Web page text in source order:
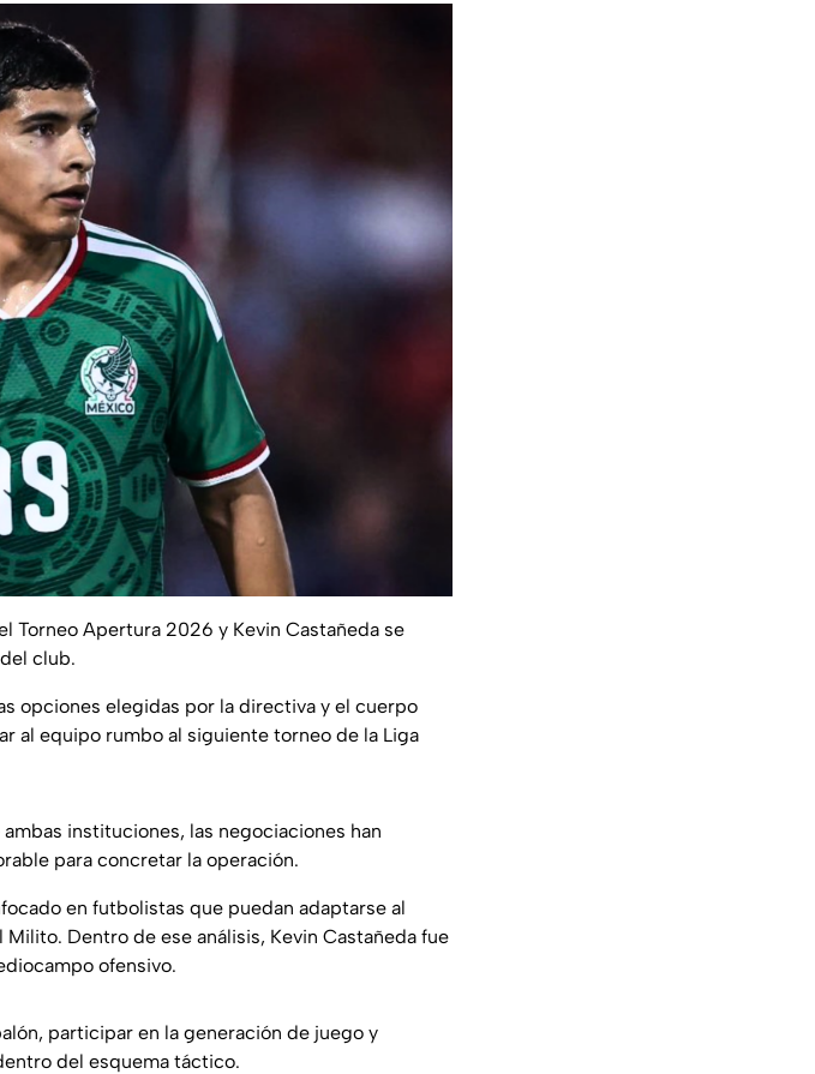
Torneo Apertura 2026 y Kevin Castañeda se
club.
opciones elegidas por la directiva y el cuerpo
al equipo rumbo al siguiente torneo de la Liga
instituciones, las negociaciones han
para concretar la operación.
en futbolistas que puedan adaptarse al
Dentro de ese análisis, Kevin Castañeda fue
ofensivo.
participar en la generación de juego y
del esquema táctico.